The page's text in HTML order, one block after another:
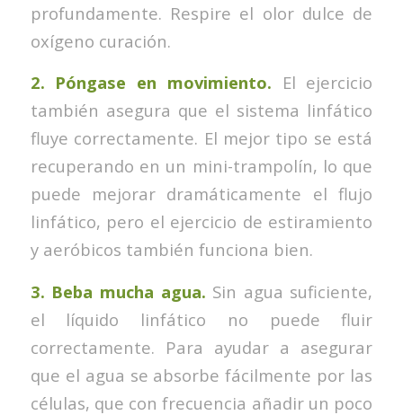
profundamente. Respire el olor dulce de
oxígeno curación.
2. Póngase en movimiento. El ejercicio
también asegura que el sistema linfático
fluye correctamente. El mejor tipo se está
recuperando en un mini-trampolín, lo que
puede mejorar dramáticamente el flujo
linfático, pero el ejercicio de estiramiento
y aeróbicos también funciona bien.
3. Beba mucha agua. Sin agua suficiente,
el líquido linfático no puede fluir
correctamente. Para ayudar a asegurar
que el agua se absorbe fácilmente por las
células, que con frecuencia añadir un poco